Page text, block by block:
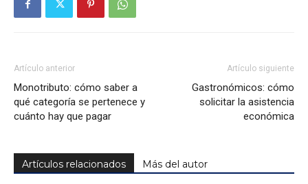
Artículo anterior
Monotributo: cómo saber a
qué categoría se pertenece y
cuánto hay que pagar
Artículo siguiente
Gastronómicos: cómo
solicitar la asistencia
económica
Artículos relacionados Más del autor